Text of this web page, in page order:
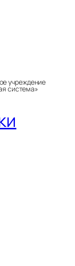
учреждение
система»